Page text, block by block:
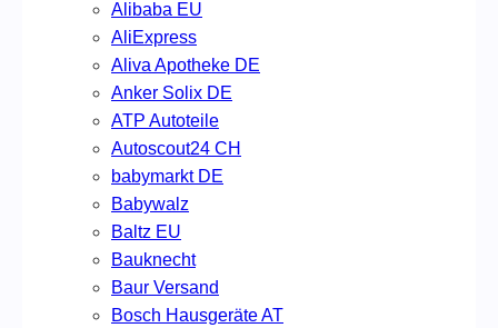
Alibaba EU
AliExpress
Aliva Apotheke DE
Anker Solix DE
ATP Autoteile
Autoscout24 CH
babymarkt DE
Babywalz
Baltz EU
Bauknecht
Baur Versand
Bosch Hausgeräte AT